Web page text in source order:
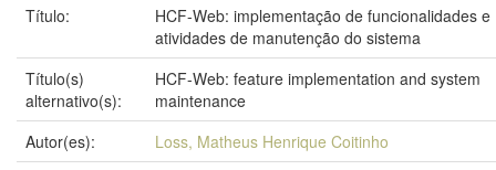
Título:
HCF-Web: implementação de funcionalidades e
atividades de manutenção do sistema
Título(s)
alternativo(s):
HCF-Web: feature implementation and system
maintenance
Autor(es):
Loss, Matheus Henrique Coitinho